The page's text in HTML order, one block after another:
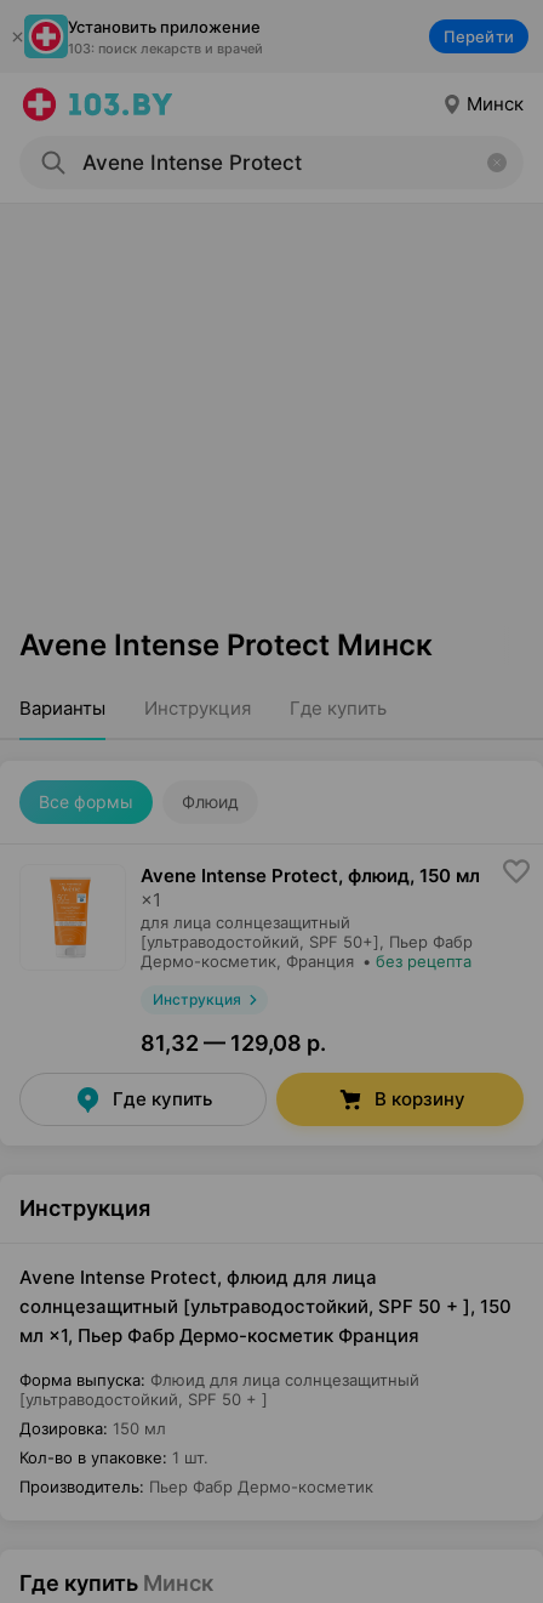
Установить приложение
103: поиск лекарств и врачей
Перейти
Минск
Avene Intense Protect Минск
Варианты Инструкция Где купить
Все формы Флюид
Avene Intense Protect, флюид, 150 мл
×1
для лица солнцезащитный
[ультраводостойкий, SPF 50+],
Пьер Фабр
Дермо-косметик , Франция • без рецепта
Инструкция
81,32 — 129,08 р.
Где купить В корзину
Инструкция
Avene Intense Protect, флюид для лица
солнцезащитный [ультраводостойкий, SPF 50 + ], 150
мл ×1, Пьер Фабр Дермо-косметик Франция
Форма выпуска: Флюид для лица солнцезащитный
[ультраводостойкий, SPF 50 + ]
Дозировка: 150 мл
Кол-во в упаковке: 1 шт.
Производитель: Пьер Фабр Дермо-косметик
Где купить Минск